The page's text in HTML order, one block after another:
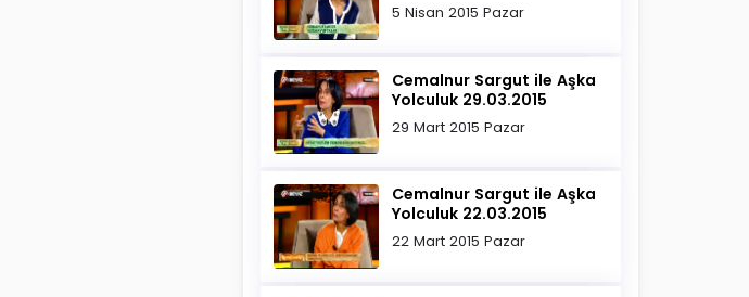
5 Nisan 2015 Pazar
Cemalnur Sargut ile Aşka
Yolculuk 29.03.2015
29 Mart 2015 Pazar
Cemalnur Sargut ile Aşka
Yolculuk 22.03.2015
22 Mart 2015 Pazar